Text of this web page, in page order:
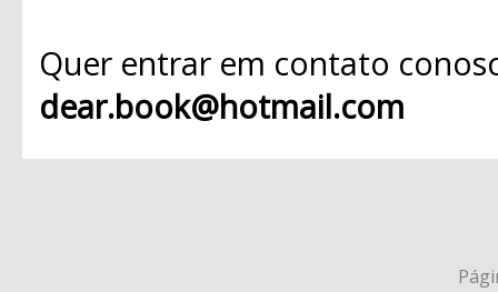
Quer entrar em contato
dear.book@hotmail.com